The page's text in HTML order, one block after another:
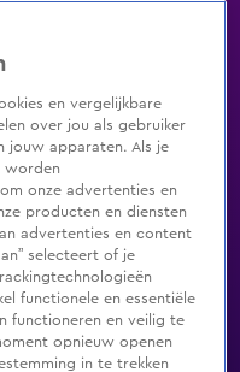
Zenders Genres
en vergelijkbare
over jou als gebruiker
jouw apparaten. Als je
worden
onze advertenties en
producten en diensten
advertenties en content
selecteert of je
functionele en essentiële
functioneren en veilig te
opnieuw openen
in te trekken